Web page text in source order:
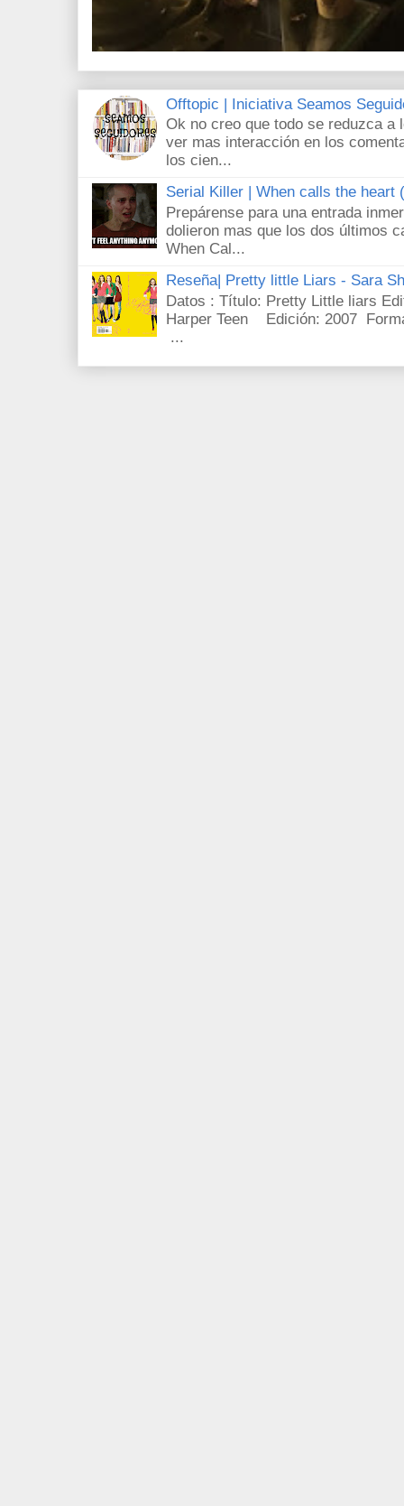
Offtopic | Iniciativa Seamos
Ok no creo que todo se reduzca a
ver mas interacción en los
los cien...
Serial Killer | When calls the heart
Prepárense para una entrada
dolieron mas que los dos últimos
When Cal...
Reseña| Pretty little Liars - Sara
Datos : Título: Pretty Little liars
Harper Teen Edición: 2007
...